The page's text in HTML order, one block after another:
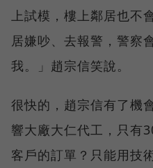
上試模，樓上鄰居也不
居嫌吵、去報警，警察
我。」趙宗信笑說。
很快的，趙宗信有了機
響大廠大仁代工，只有
客戶的訂單？只能用技